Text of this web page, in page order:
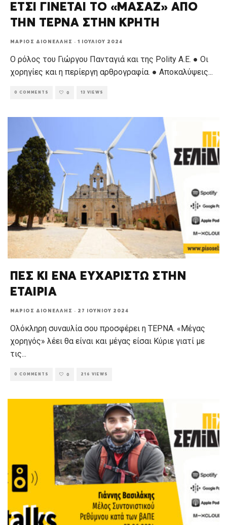
ΕΤΣΙ ΓΙΝΕΤΑΙ ΤΟ «ΜΑΣΑΖ» ΑΠΟ
ΤΗΝ ΤΕΡΝΑ ΣΤΗΝ ΚΡΗΤΗ
ΜΆΡΙΟΣ ΔΙΟΝΈΛΛΗΣ · 1 ΙΟΥΛΊΟΥ 2024
Ο ρόλος του Γιώργου Πανταγιά και της Polity A.E. ● Οι
χορηγίες και η περίεργη αρθρογραφία. ● Αποκαλύψεις...
0 COMMENTS 0 13 VIEWS
ΠΕΣ ΚΙ ΕΝΑ ΕΥΧΑΡΙΣΤΩ ΣΤΗΝ
ΕΤΑΙΡΙΑ
ΜΆΡΙΟΣ ΔΙΟΝΈΛΛΗΣ · 27 ΙΟΥΝΊΟΥ 2024
Ολόκληρη συναυλία σου προσφέρει η ΤΕΡΝΑ. «Μέγας
χορηγός» λέει θα είναι και μέγας είσαι Κύριε γιατί με
τις...
0 COMMENTS 0 216 VIEWS